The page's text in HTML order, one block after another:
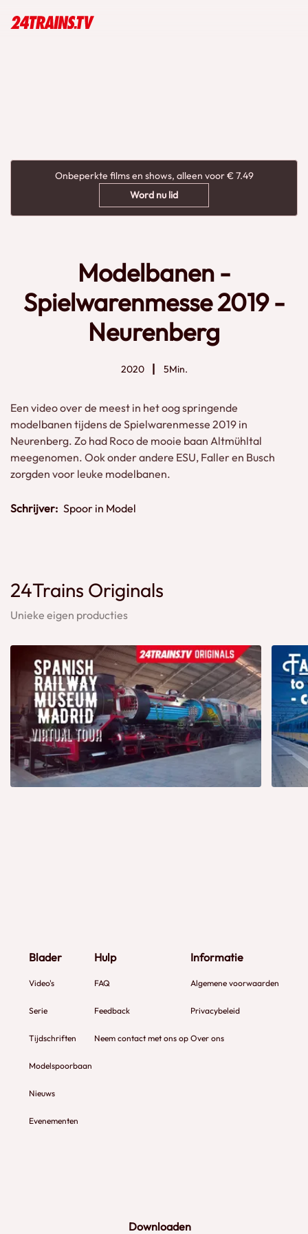
Onbeperkte films en shows, alleen voor € 7.49
Word nu lid
Modelbanen -
Spielwarenmesse 2019 -
Neurenberg
2020 5Min.
Een video over de meest in het oog springende
modelbanen tijdens de Spielwarenmesse 2019 in
Neurenberg. Zo had Roco de mooie baan Altmühltal
meegenomen. Ook onder andere ESU, Faller en Busch
zorgden voor leuke modelbanen.
Schrijver: Spoor in Model
24Trains Originals
Unieke eigen producties
Blader
Video's
Serie
Tijdschriften
Modelspoorbaan
Nieuws
Evenementen
Hulp
FAQ
Feedback
Neem contact met ons op
Informatie
Algemene voorwaarden
Privacybeleid
Over ons
Downloaden